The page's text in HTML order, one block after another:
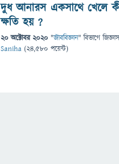
দুধ আনারস একসাথে খেলে
ক্ষতি হয় ?
20 অক্টোবর 2020 "জীববিজ্ঞান" বিভাগে
Saniha (24,580 পয়েন্ট)